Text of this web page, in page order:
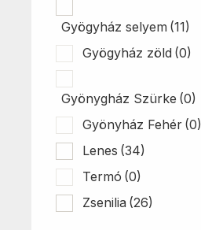
Gyögyház selyem (11)
Gyögyház zöld (0)
Gyönygház Szürke (0)
Gyönyház Fehér (0)
Lenes (34)
Termó (0)
Zsenilia (26)